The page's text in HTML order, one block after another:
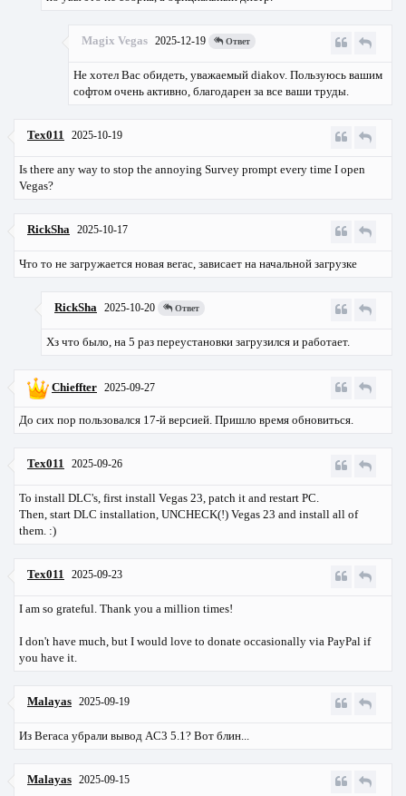
Magix Vegas 2025-12-19 Ответ
Не хотел Вас обидеть, уважаемый diakov. Пользуюсь вашим
софтом очень активно, благодарен за все ваши труды.
Tex011 2025-10-19
Is there any way to stop the annoying Survey prompt every time I open
Vegas?
RickSha 2025-10-17
Что то не загружается новая вегас, зависает на начальной загрузке
RickSha 2025-10-20 Ответ
Хз что было, на 5 раз переустановки загрузился и работает.
Chieffter 2025-09-27
До сих пор пользовался 17-й версией. Пришло время обновиться.
Tex011 2025-09-26
To install DLC's, first install Vegas 23, patch it and restart PC.
Then, start DLC installation, UNCHECK(!) Vegas 23 and install all of
them. :)
Tex011 2025-09-23
I am so grateful. Thank you a million times!
I don't have much, but I would love to donate occasionally via PayPal if
you have it.
Malayas 2025-09-19
Из Вегаса убрали вывод AC3 5.1? Вот блин...
Malayas 2025-09-15